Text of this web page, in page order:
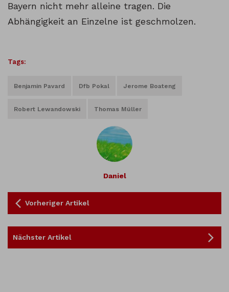
Bayern nicht mehr alleine tragen. Die
Abhängigkeit an Einzelne ist geschmolzen.
Tags:
Benjamin Pavard Dfb Pokal Jerome Boateng
Robert Lewandowski Thomas Müller
Daniel
Vorheriger Artikel
Nächster Artikel